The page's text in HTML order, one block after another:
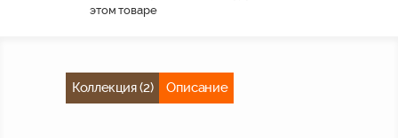
этом товаре
Коллекция (2) Описание